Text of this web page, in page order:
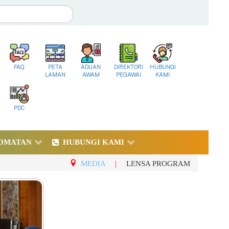
FAQ
PETA
LAMAN
ADUAN
AWAM
DIREKTORI
PEGAWAI
HUBUNGI
KAMI
PDC
HUBUNGI KAMI
MEDIA | LENSA PROGRAM